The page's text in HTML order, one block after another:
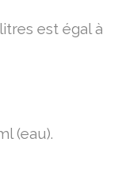
est égal à
(eau).